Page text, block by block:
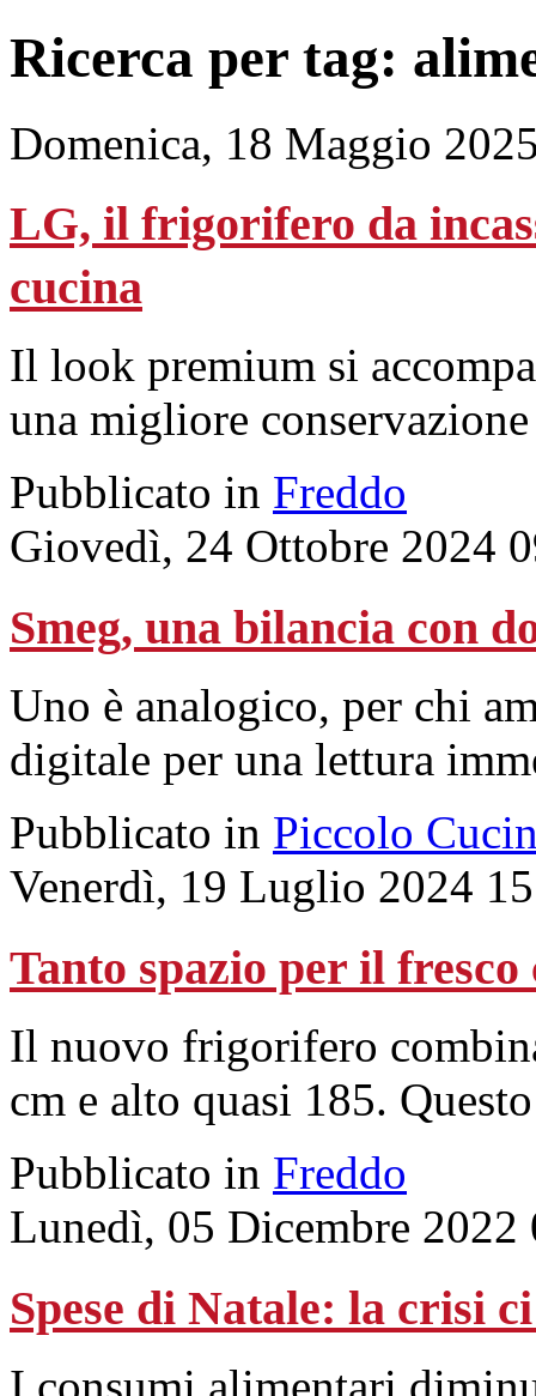
Ricerca per tag:
Domenica, 18 Maggio
LG, il frigorifero da
cucina
Il look premium si
una migliore
Pubblicato in Freddo
Giovedì, 24 Ottobre 2024
Smeg, una bilancia con
Uno è analogico, per chi
digitale per una lettura
Pubblicato in Piccolo
Venerdì, 19 Luglio 2024
Tanto spazio per il
Il nuovo frigorifero
cm e alto quasi 185.
Pubblicato in Freddo
Lunedì, 05 Dicembre 2022
Spese di Natale: la crisi
I consumi alimentari